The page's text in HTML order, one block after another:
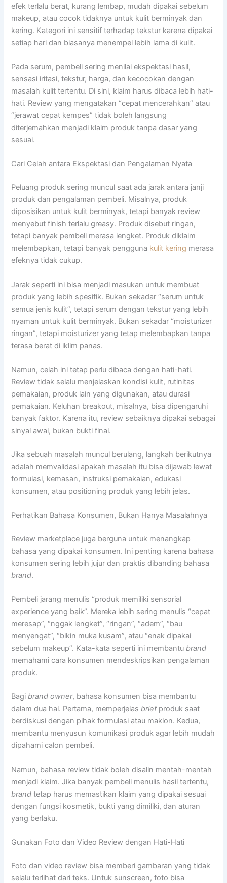
efek terlalu berat, kurang lembap, mudah dipakai sebelum
makeup, atau cocok tidaknya untuk kulit berminyak dan
kering. Kategori ini sensitif terhadap tekstur karena dipakai
setiap hari dan biasanya menempel lebih lama di kulit.
Pada serum, pembeli sering menilai ekspektasi hasil,
sensasi iritasi, tekstur, harga, dan kecocokan dengan
masalah kulit tertentu. Di sini, klaim harus dibaca lebih hati-
hati. Review yang mengatakan “cepat mencerahkan” atau
“jerawat cepat kempes” tidak boleh langsung
diterjemahkan menjadi klaim produk tanpa dasar yang
sesuai.
Cari Celah antara Ekspektasi dan Pengalaman Nyata
Peluang produk sering muncul saat ada jarak antara janji
produk dan pengalaman pembeli. Misalnya, produk
diposisikan untuk kulit berminyak, tetapi banyak review
menyebut finish terlalu greasy. Produk disebut ringan,
tetapi banyak pembeli merasa lengket. Produk diklaim
melembapkan, tetapi banyak pengguna kulit kering merasa
efeknya tidak cukup.
Jarak seperti ini bisa menjadi masukan untuk membuat
produk yang lebih spesifik. Bukan sekadar “serum untuk
semua jenis kulit”, tetapi serum dengan tekstur yang lebih
nyaman untuk kulit berminyak. Bukan sekadar “moisturizer
ringan”, tetapi moisturizer yang tetap melembapkan tanpa
terasa berat di iklim panas.
Namun, celah ini tetap perlu dibaca dengan hati-hati.
Review tidak selalu menjelaskan kondisi kulit, rutinitas
pemakaian, produk lain yang digunakan, atau durasi
pemakaian. Keluhan breakout, misalnya, bisa dipengaruhi
banyak faktor. Karena itu, review sebaiknya dipakai sebagai
sinyal awal, bukan bukti final.
Jika sebuah masalah muncul berulang, langkah berikutnya
adalah memvalidasi apakah masalah itu bisa dijawab lewat
formulasi, kemasan, instruksi pemakaian, edukasi
konsumen, atau positioning produk yang lebih jelas.
Perhatikan Bahasa Konsumen, Bukan Hanya Masalahnya
Review marketplace juga berguna untuk menangkap
bahasa yang dipakai konsumen. Ini penting karena bahasa
konsumen sering lebih jujur dan praktis dibanding bahasa
brand.
Pembeli jarang menulis “produk memiliki sensorial
experience yang baik”. Mereka lebih sering menulis “cepat
meresap”, “nggak lengket”, “ringan”, “adem”, “bau
menyengat”, “bikin muka kusam”, atau “enak dipakai
sebelum makeup”. Kata-kata seperti ini membantubrand
memahami cara konsumen mendeskripsikan pengalaman
produk.
Bagibrand owner, bahasa konsumen bisa membantu
dalam dua hal. Pertama, memperjelasbriefproduk saat
berdiskusi dengan pihak formulasi atau maklon. Kedua,
membantu menyusun komunikasi produk agar lebih mudah
dipahami calon pembeli.
Namun, bahasa review tidak boleh disalin mentah-mentah
menjadi klaim. Jika banyak pembeli menulis hasil tertentu,
brand tetap harus memastikan klaim yang dipakai sesuai
dengan fungsi kosmetik, bukti yang dimiliki, dan aturan
yang berlaku.
Gunakan Foto dan Video Review dengan Hati-Hati
Foto dan video review bisa memberi gambaran yang tidak
selalu terlihat dari teks. Untuk sunscreen, foto bisa